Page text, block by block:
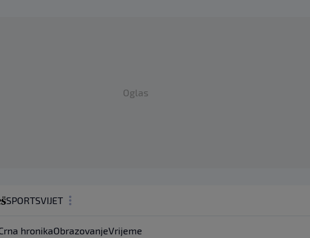
Oglas
SPORTSVIJET
hronikaObrazovanjeVrijeme